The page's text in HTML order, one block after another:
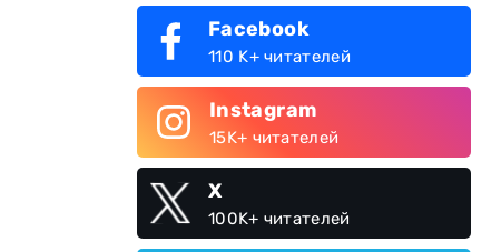
Facebook
110 K+ читателей
Instagram
15K+ читателей
X
100K+ читателей